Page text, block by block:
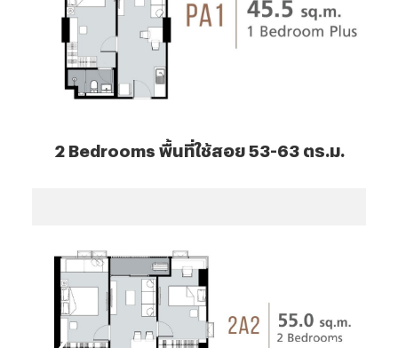
2 Bedrooms พื้นที่ใช้สอย 53-63 ตร.ม.